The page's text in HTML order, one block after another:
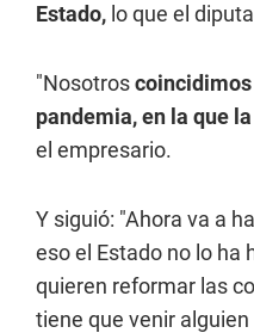
Estado, lo que el
"Nosotros
pandemia, en la que
el empresario.
Y siguió: "Ahora va a
eso el Estado no lo ha
quieren reformar las
tiene que venir